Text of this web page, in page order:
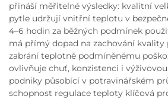
přináší měřitelné výsledky: kvalitní
pytle udržují vnitřní teplotu v
4–6 hodin za běžných podmínek
má přímý dopad na zachování kvality
zabrání teplotně podmíněnému
ovlivňuje chuť, konzistenci i
podniky působící v potravinářském
schopnost regulace teploty klíčová